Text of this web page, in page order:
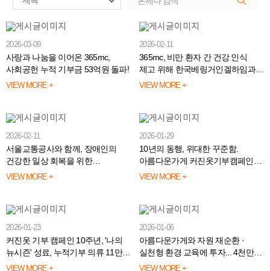
2026-03-09
사랑과 나눔을 이어온 365mc,
사회공헌 누적 기부금 53억원 돌파!
VIEW MORE +
2026-02-11
365mc, 비만 환자 간 건강 인식
제고 위해 한국베링거인겔하임과
맞손👏
VIEW MORE +
2026-02-11
서울교통공사와 함께, 장애인의
건강한 일상 회복을 위한
아트건강기부계단 기부금 전달
VIEW MORE +
2026-01-29
10년의 동행, 위대한 꾸준함.
아름다운가게 커진옷기부캠페인
감사패 전달
VIEW MORE +
2026-01-23
커진옷 기부 캠페인 10주년, '나의
뉴시즌' 성료, 누적기부 의류 11만
벌 돌파!
VIEW MORE +
2026-01-06
아름다운가게와 자원 재순환 ·
실천형 환경 교육에 투자... 4천만원
기부
VIEW MORE +